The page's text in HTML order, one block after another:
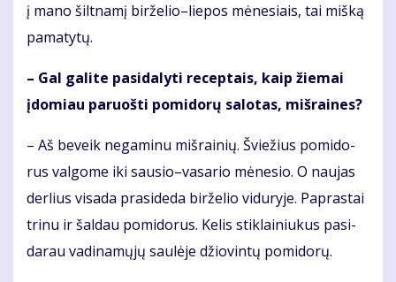
į ma­no šilt­na­mį bir­že­lio–lie­pos mė­ne­siais, tai miš­ką
pa­ma­ty­tų.
– Gal ga­li­te pa­si­da­lyti re­cep­tais, kaip žie­mai
įdo­miau pa­ruoš­ti po­mi­do­rų sa­lo­tas, miš­rai­nes?
– Aš be­veik ne­ga­mi­nu miš­rai­nių. Švie­žius po­mi­do­
rus val­go­me iki sau­sio–va­sa­rio mė­ne­sio. O nau­jas
der­lius vi­sa­da pra­si­de­da bir­že­lio vi­du­ry­je. Pa­pras­tai
tri­nu ir šal­dau po­mi­do­rus. Ke­lis stik­lai­niu­kus pa­si­
da­rau va­di­na­mų­jų sau­lė­je džio­vin­tų po­mi­do­rų.